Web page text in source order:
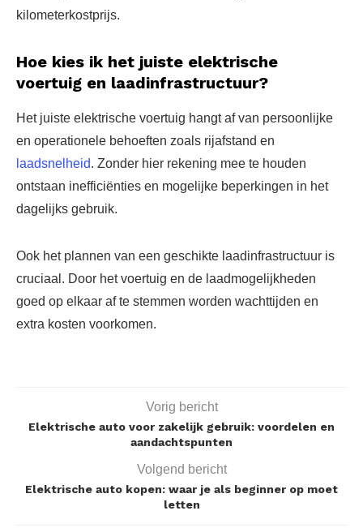
kilometerkostprijs.
Hoe kies ik het juiste elektrische
voertuig en laadinfrastructuur?
Het juiste elektrische voertuig hangt af van persoonlijke
en operationele behoeften zoals rijafstand en
laadsnelheid. Zonder hier rekening mee te houden
ontstaan inefficiënties en mogelijke beperkingen in het
dagelijks gebruik.
Ook het plannen van een geschikte laadinfrastructuur is
cruciaal. Door het voertuig en de laadmogelijkheden
goed op elkaar af te stemmen worden wachttijden en
extra kosten voorkomen.
Vorig bericht
Elektrische auto voor zakelijk gebruik: voordelen en
aandachtspunten
Volgend bericht
Elektrische auto kopen: waar je als beginner op moet
letten